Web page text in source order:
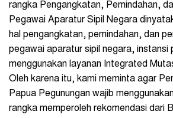
rangka Pengangkatan, Pemindahan,
Pegawai Aparatur Sipil Negara
hal pengangkatan, pemindahan, dan
pegawai aparatur sipil negara, instansi
menggunakan layanan Integrated
Oleh karena itu, kami meminta agar
Papua Pegunungan wajib
rangka memperoleh rekomendasi dari